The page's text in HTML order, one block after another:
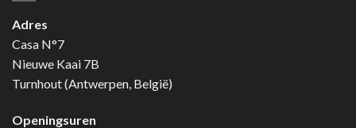
Adres
Casa N°7
Nieuwe Kaai 7B
Turnhout (Antwerpen, België)
Openingsuren